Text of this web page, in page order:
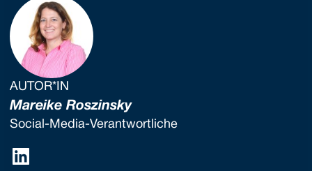
AUTOR*IN
Mareike Roszinsky
Social-Media-Verantwortliche